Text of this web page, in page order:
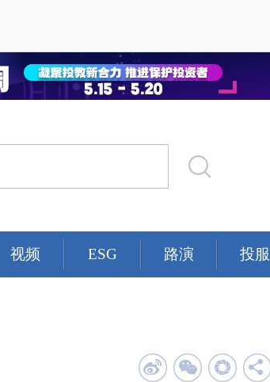
视频 ESG 路演 投服